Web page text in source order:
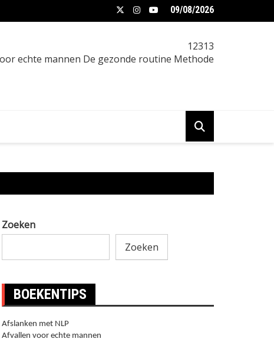
buikvet na je 30e sneller lijkt te komen09/08/2026
12313
echte mannen De gezonde routine Methode
Zoeken
Zoeken
BOEKENTIPS
Afslanken met NLP
Afvallen voor echte mannen